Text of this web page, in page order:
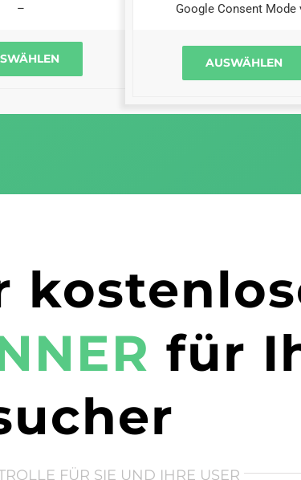
– Google Consent Mode
AUSWÄHLEN
für
FÜR SIE UND IHRE USER